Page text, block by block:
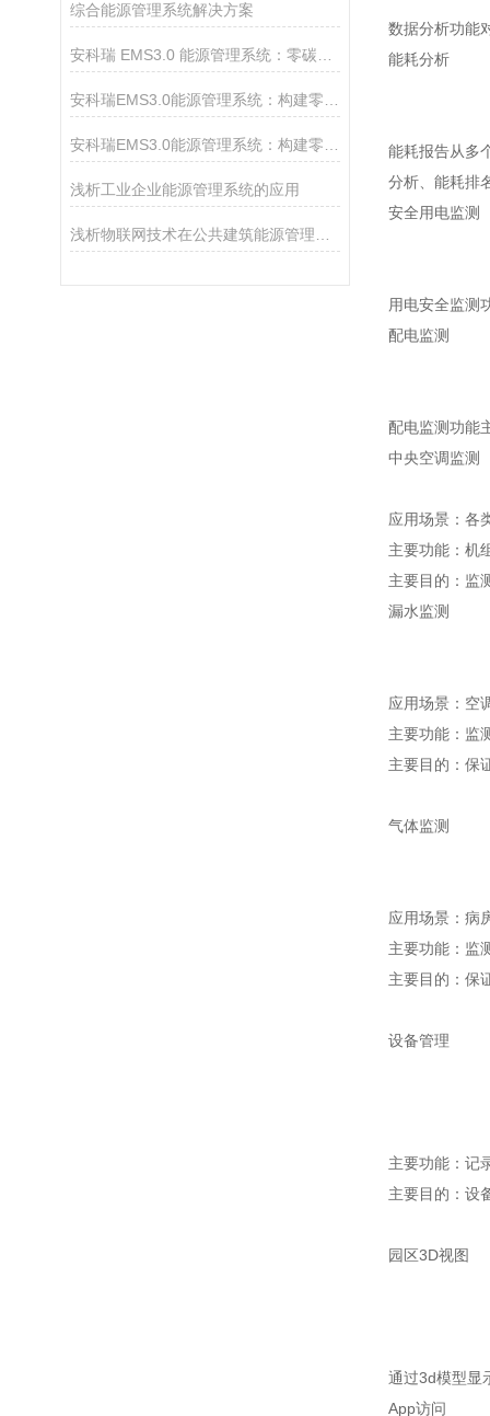
综合能源管理系统解决方案
浅析工业企业能源管理系统的应用
数据分析功能
能耗分析
能耗报告从多
分析、能耗排
安全用电监测
用电安全监测
配电监测
配电监测功能
中央空调监测
应用场景：各
主要功能：机
主要目的：监
漏水监测
应用场景：空
主要功能：监
主要目的：保
气体监测
应用场景：病
主要功能：监
主要目的：保
设备管理
主要功能：记
主要目的：设
园区3D视图
通过3d模型显
App访问